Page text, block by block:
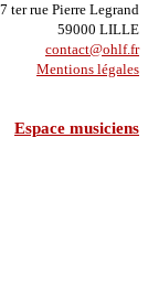
ter rue Pierre Legrand
59000 LILLE
contact@ohlf.fr
Mentions légales
Espace musiciens